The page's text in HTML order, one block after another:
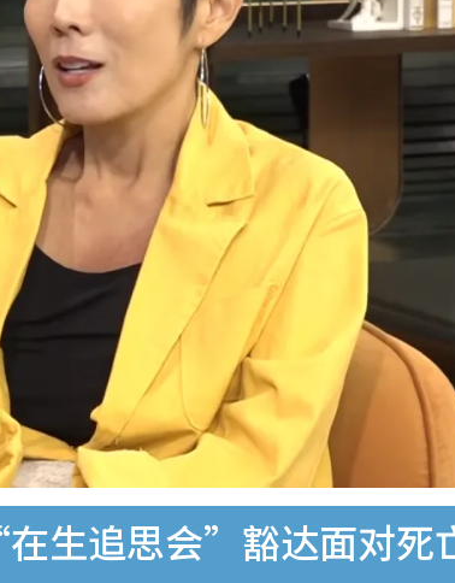
生追思会”豁达面对死